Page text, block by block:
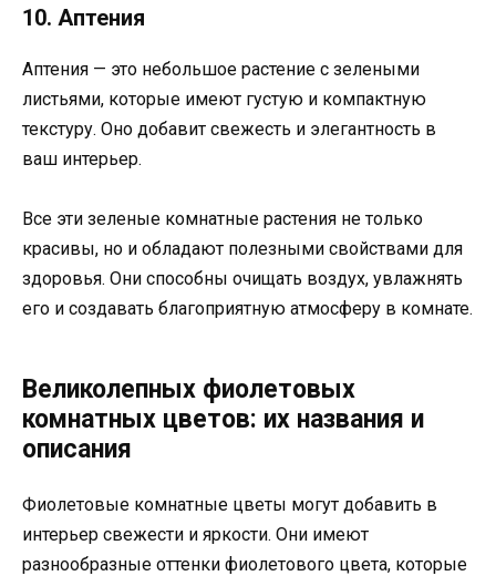
10. Аптения
Аптения — это небольшое растение с зелеными
листьями, которые имеют густую и компактную
текстуру. Оно добавит свежесть и элегантность в
ваш интерьер.
Все эти зеленые комнатные растения не только
красивы, но и обладают полезными свойствами для
здоровья. Они способны очищать воздух, увлажнять
его и создавать благоприятную атмосферу в комнате.
Великолепных фиолетовых
комнатных цветов: их названия и
описания
Фиолетовые комнатные цветы могут добавить в
интерьер свежести и яркости. Они имеют
разнообразные оттенки фиолетового цвета, которые